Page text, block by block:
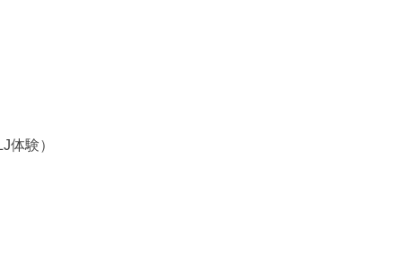
験）